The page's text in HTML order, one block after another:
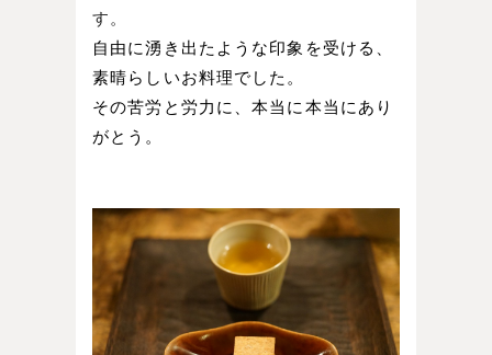
す。
自由に湧き出たような印象を受ける、
素晴らしいお料理でした。
その苦労と労力に、本当に本当にあり
がとう。